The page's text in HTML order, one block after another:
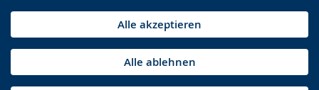
Alle akzeptieren
Alle ablehnen